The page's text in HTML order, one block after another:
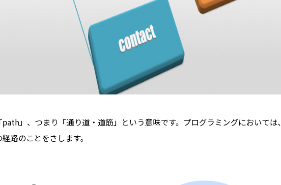
」、つまり「通り道・道筋」という意味です。プログラミングにおいては、
路のことをさします。